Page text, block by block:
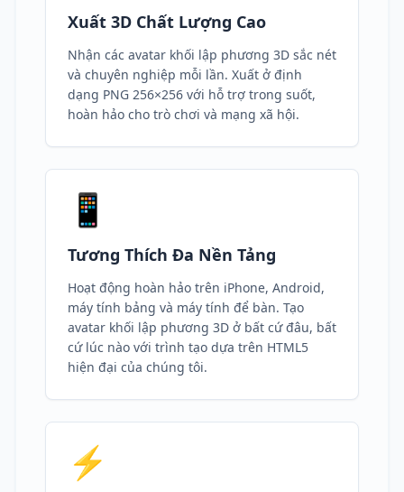
Xuất 3D Chất Lượng Cao
Nhận các avatar khối lập phương 3D sắc nét
và chuyên nghiệp mỗi lần. Xuất ở định
dạng PNG 256×256 với hỗ trợ trong suốt,
hoàn hảo cho trò chơi và mạng xã hội.
📱
Tương Thích Đa Nền Tảng
Hoạt động hoàn hảo trên iPhone, Android,
máy tính bảng và máy tính để bàn. Tạo
avatar khối lập phương 3D ở bất cứ đâu, bất
cứ lúc nào với trình tạo dựa trên HTML5
hiện đại của chúng tôi.
⚡